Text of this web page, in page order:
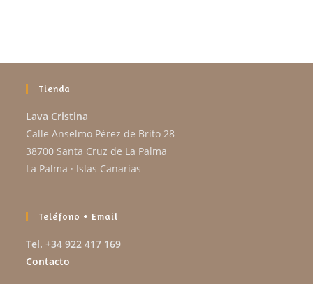
Tienda
Lava Cristina
Calle Anselmo Pérez de Brito 28
38700 Santa Cruz de La Palma
La Palma · Islas Canarias
Teléfono + Email
Tel. +34 922 417 169
Contacto